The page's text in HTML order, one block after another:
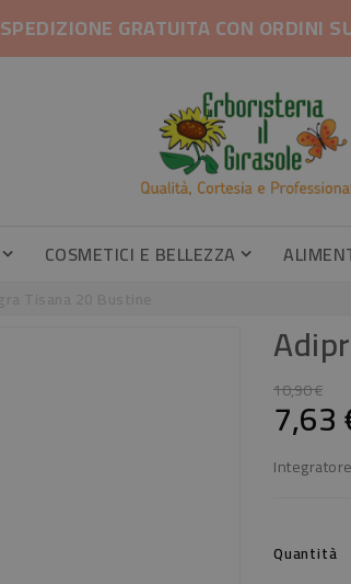
SPEDIZIONE GRATUITA CON ORDINI
COSMETICI E BELLEZZA
10,90 €
7,63
Quantità